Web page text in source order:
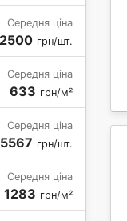
Середня ціна
2500 грн/шт.
Середня ціна
633 грн/м²
Середня ціна
5567 грн/шт.
Середня ціна
1283 грн/м²